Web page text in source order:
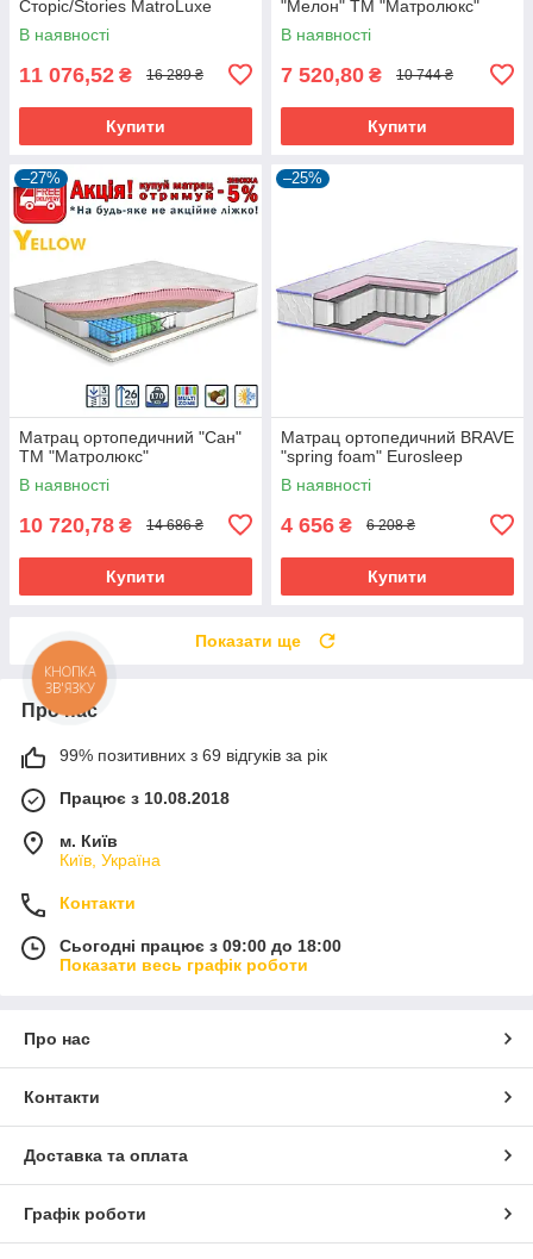
Сторіс/Stories MatroLuxe
В наявності
11 076,52 ₴ 16 289 ₴
Купити
"Мелон" ТМ "Матролюкс"
В наявності
7 520,80 ₴ 10 744 ₴
Купити
–27%
Матрац ортопедичний "Сан"
ТМ "Матролюкс"
В наявності
10 720,78 ₴ 14 686 ₴
Купити
–25%
Матрац ортопедичний BRAVE
"spring foam" Eurosleep
В наявності
4 656 ₴ 6 208 ₴
Купити
Показати ще
Про нас
99% позитивних з 69 відгуків за рік
Працює з 10.08.2018
м. Київ
Київ, Україна
Контакти
Сьогодні працює з 09:00 до 18:00
Показати весь графік роботи
Про нас
Контакти
Доставка та оплата
Графік роботи
КНОПКА
ЗВ'ЯЗКУ